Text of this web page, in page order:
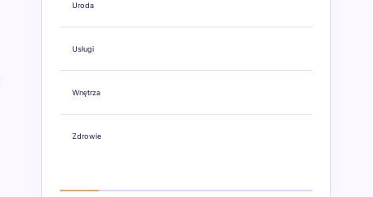
Uroda
Usługi
Wnętrza
Zdrowie